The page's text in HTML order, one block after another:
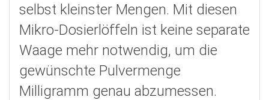
selbst kleinster Mengen. Mit diesen
Mikro-Dosierlöffeln ist keine separate
Waage mehr notwendig, um die
gewünschte Pulvermenge
Milligramm genau abzumessen.